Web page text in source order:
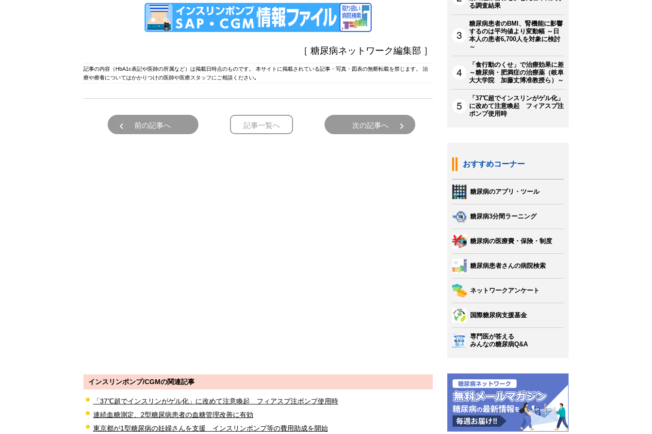
［ 糖尿病ネットワーク編集部 ］
記事の内容（HbA1c表記や医師の所属など）は掲載日時点のものです。 本サイトに掲載されている記事・写真・図表の無断転載を禁じます。 治
療や療養についてはかかりつけの医師や医療スタッフにご相談ください｡
前の記事へ 記事一覧へ 次の記事へ
インスリンポンプ/CGMの関連記事
「37℃超でインスリンがゲル化」に改めて注意喚起 フィアスプ注ポンプ使用時
連続血糖測定、2型糖尿病患者の血糖管理改善に有効
東京都が1型糖尿病の妊婦さんを支援 インスリンポンプ等の費用助成を開始
る調査結果
糖尿病患者のBMI、腎機能に影響
するのは平均値より変動幅 ～日
本人の患者6,700人を対象に検討
～
「食行動のくせ」で治療効果に差
～糖尿病・肥満症の治療薬（岐阜
大大学院 加藤丈博准教授ら）～
「37℃超でインスリンがゲル化」
に改めて注意喚起 フィアスプ注
ポンプ使用時
おすすめコーナー
糖尿病のアプリ・ツール
糖尿病3分間ラーニング
糖尿病の医療費・保険・制度
糖尿病患者さんの病院検索
ネットワークアンケート
国際糖尿病支援基金
専門医が答える
みんなの糖尿病Q&A